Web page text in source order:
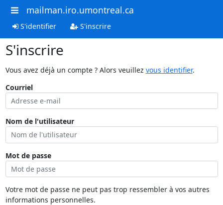
mailman.iro.umontreal.ca
S'identifier S'inscrire
S'inscrire
Vous avez déjà un compte ? Alors veuillez vous identifier.
Courriel
Nom de l'utilisateur
Mot de passe
Votre mot de passe ne peut pas trop ressembler à vos autres
informations personnelles.